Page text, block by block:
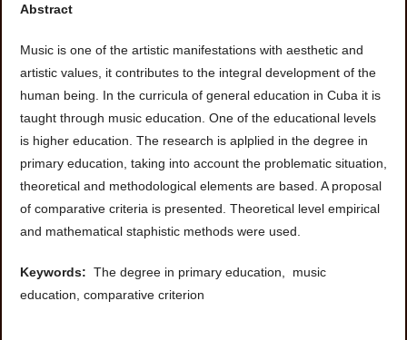
Abstract
Music is one of the artistic manifestations with aesthetic and
artistic values, it contributes to the integral development of the
human being. In the curricula of general education in Cuba it is
taught through music education. One of the educational levels
is higher education. The research is aplplied in the degree in
primary education, taking into account the problematic situation,
theoretical and methodological elements are based. A proposal
of comparative criteria is presented. Theoretical level empirical
and mathematical staphistic methods were used.
Keywords: The degree in primary education, music
education, comparative criterion